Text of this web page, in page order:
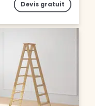
Devis gratuit